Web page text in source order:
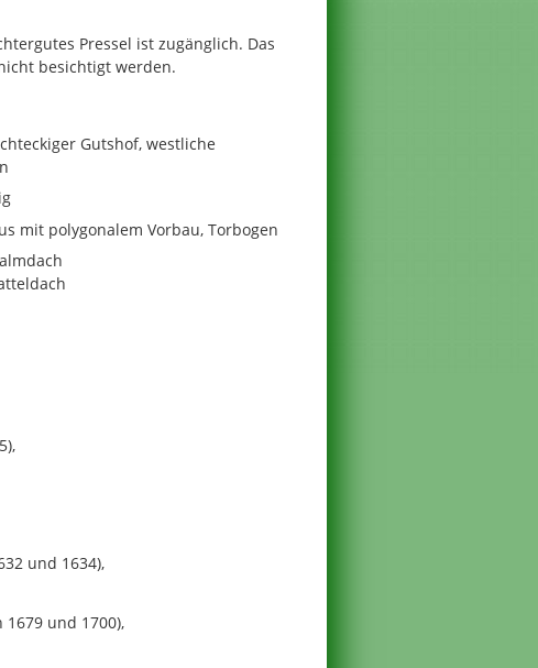
Pressel ist zugänglich. Das
besichtigt werden.
Gutshof, westliche
mit polygonalem Vorbau, Torbogen
und 1634),
und 1700),